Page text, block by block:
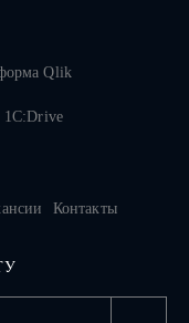
Qlik
1C:Drive
Контакты